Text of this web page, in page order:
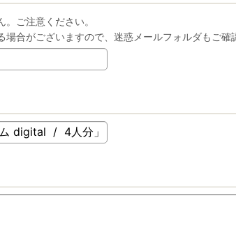
ご注意ください。
合がございますので、迷惑メールフォルダもご確